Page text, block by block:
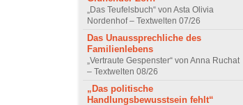
„Das Teufelsbuch“ von Asta Olivia
Nordenhof – Textwelten 07/26
Das Unaussprechliche des
Familienlebens
„Vertraute Gespenster“ von Anna Ruchat
– Textwelten 08/26
„Das politische
Handlungsbewusstsein fehlt“